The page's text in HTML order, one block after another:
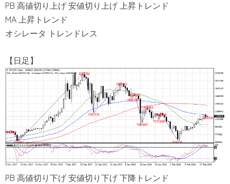
PB 高値切り上げ 安値切り上げ 上昇トレンド
MA 上昇トレンド
オシレータ トレンドレス
【日足】
PB 高値切り下げ 安値切り下げ 下降トレンド